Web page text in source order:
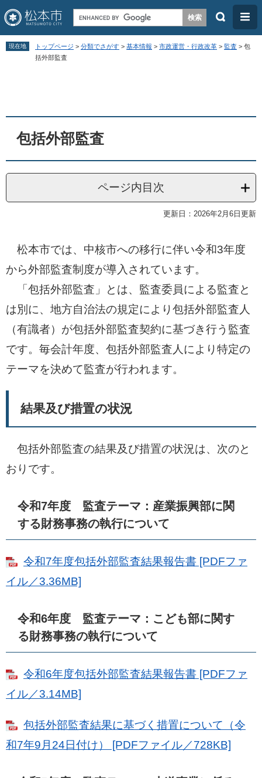
ペ
す
。
メ
し
て
検
メ
ニ
ュ
現在地 トップページ > 分類でさがす > 基本情報 > 市政運営・行政改革 > 監査 > 包
括外部監査
包括外部監査
ページ内目次
更新日：2026年2月6日更新
松本市では、中核市への移行に伴い令和3年度
から外部監査制度が導入されています。
「包括外部監査」とは、監査委員による監査と
は別に、地方自治法の規定により包括外部監査人
（有識者）が包括外部監査契約に基づき行う監査
です。毎会計年度、包括外部監査人により特定の
テーマを決めて監査が行われます。
結果及び措置の状況
包括外部監査の結果及び措置の状況は、次のと
おりです。
令和7年度 監査テーマ：産業振興部に関
する財務事務の執行について
令和7年度包括外部監査結果報告書 [PDFファ
イル／3.36MB]
令和6年度 監査テーマ：こども部に関す
る財務事務の執行について
令和6年度包括外部監査結果報告書 [PDFファ
イル／3.14MB]
包括外部監査結果に基づく措置について（令
和7年9月24日付け） [PDFファイル／728KB]